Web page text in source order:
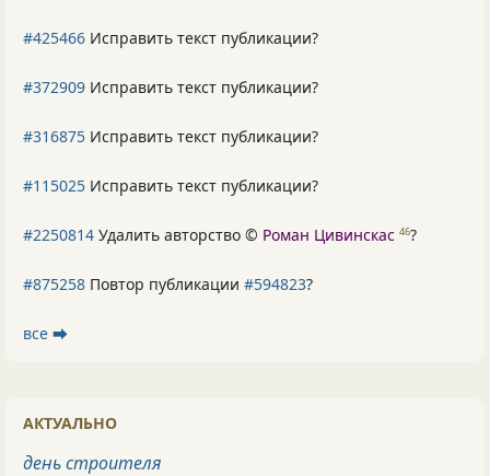
#425466 Исправить текст публикации?
#372909 Исправить текст публикации?
#316875 Исправить текст публикации?
#115025 Исправить текст публикации?
#2250814 Удалить авторство © Роман Цивинскас 46?
#875258 Повтор публикации #594823?
все ⮕
АКТУАЛЬНО
день строителя